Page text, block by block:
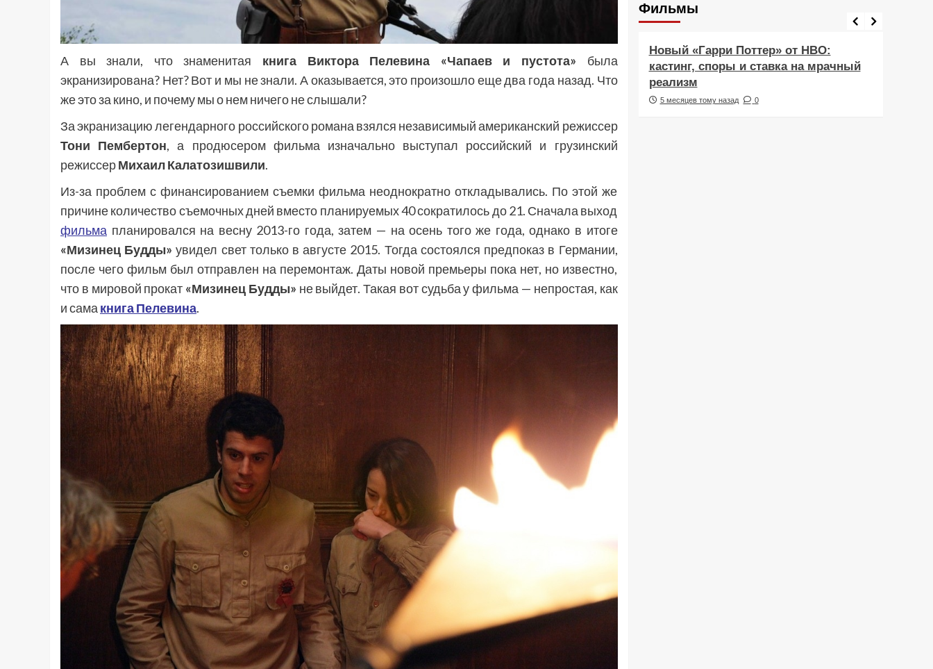
А вы знали, что знаменитая книга Виктора Пелевина «Чапаев и пустота» была
экранизирована? Нет? Вот и мы не знали. А оказывается, это произошло еще два года назад. Что
же это за кино, и почему мы о нем ничего не слышали?
За экранизацию легендарного российского романа взялся независимый американский режиссер
Тони Пембертон, а продюсером фильма изначально выступал российский и грузинский
режиссерМихаил Калатозишвили.
Из-за проблем с финансированием съемки фильма неоднократно откладывались. По этой же
причине количество съемочных дней вместо планируемых 40 сократилось до 21. Сначала выход
фильма планировался на весну 2013-го года, затем — на осень того же года, однако в итоге
«Мизинец Будды» увидел свет только в августе 2015. Тогда состоялся предпоказ в Германии,
после чего фильм был отправлен на перемонтаж. Даты новой премьеры пока нет, но известно,
что в мировой прокат «Мизинец Будды» не выйдет. Такая вот судьба у фильма — непростая, как
и сама книга Пелевина.
Фильмы
Фильмы
который охотится не за маньяком, а
за человеческими слабостями
Фильмы
Новый «Гарри Поттер» от HBO:
кастинг, споры и ставка на мрачный
реализм
5 месяцев тому назад 0